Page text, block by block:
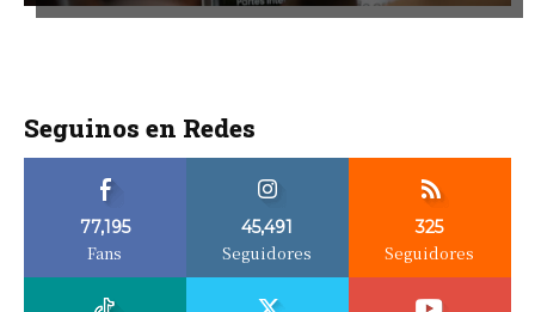
Seguinos en Redes
77,195
Fans
45,491
Seguidores
325
Seguidores